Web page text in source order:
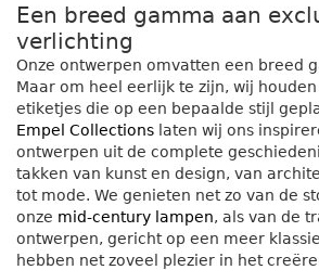
Een breed gamma aan
verlichting
Onze ontwerpen omvatten een breed
Maar om heel eerlijk te zijn, wij
etiketjes die op een bepaalde stijl
Empel Collections laten wij ons
ontwerpen uit de complete
takken van kunst en design, van
tot mode. We genieten net zo van de
onze mid-century lampen, als van de
ontwerpen, gericht op een meer
hebben net zoveel plezier in het